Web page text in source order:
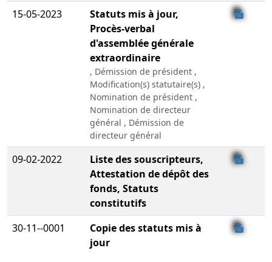
15-05-2023
Statuts mis à jour,
Procès-verbal
d'assemblée générale
extraordinaire
, Démission de président ,
Modification(s) statutaire(s) ,
Nomination de président ,
Nomination de directeur
général , Démission de
directeur général
09-02-2022
Liste des souscripteurs,
Attestation de dépôt des
fonds, Statuts
constitutifs
30-11--0001
Copie des statuts mis à
jour